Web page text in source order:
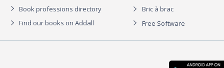
Book professions directory
Find our books on Addall
Bric à brac
Free Software